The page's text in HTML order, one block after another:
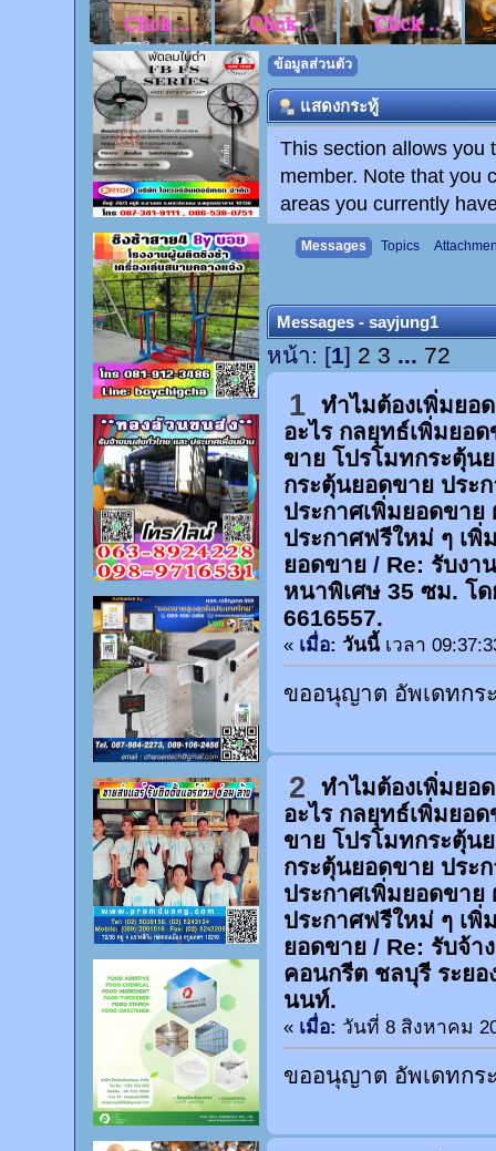
ข้อมูลส่วนตัว
แสดงกระทู้
This section allows you
member. Note that you
areas you currently
Messages Topics
Messages - sayjung1
หน้า: [1] 2 3 ... 72
1
ทำไมต้องเพิ่มยอ
อะไร กลยุทธ์เพิ่มยอ
ขาย โปรโมทกระตุ้น
กระตุ้นยอดขาย ประ
ประกาศเพิ่มยอดขาย
ประกาศฟรีใหม่ ๆ เพิ่
ยอดขาย/ Re: รับงา
หนาพิเศษ 35 ซม. โ
6616557.
« เมื่อ: วันนี้เวลา
ขออนุญาต อัพเดทกร
2
ทำไมต้องเพิ่มยอ
อะไร กลยุทธ์เพิ่มยอ
ขาย โปรโมทกระตุ้น
กระตุ้นยอดขาย ประ
ประกาศเพิ่มยอดขาย
ประกาศฟรีใหม่ ๆ เพิ่
ยอดขาย/ Re: รับจ้า
คอนกรีต ชลบุรี ระย
นนท์.
« เมื่อ: วันที่ 8 สิงหาคม
ขออนุญาต อัพเดทกร